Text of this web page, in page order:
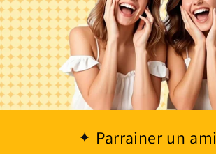
Parrainer un ami